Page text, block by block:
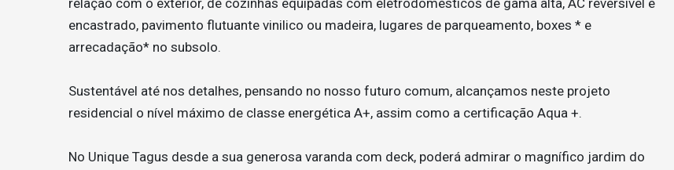
relação com o exterior, de cozinhas equipadas com eletrodomésticos de gama alta, AC reversível e
encastrado, pavimento flutuante vinilico ou madeira, lugares de parqueamento, boxes * e
arrecadação* no subsolo.
Sustentável até nos detalhes, pensando no nosso futuro comum, alcançamos neste projeto
residencial o nível máximo de classe energética A+, assim como a certificação Aqua +.
No Unique Tagus desde a sua generosa varanda com deck, poderá admirar o magnífico jardim do